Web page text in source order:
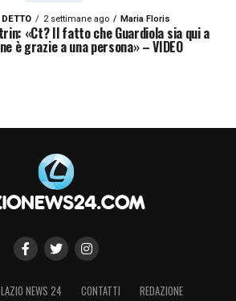
2 settimane ago Maria Floris
«Ct? Il fatto che Guardiola sia qui a
è grazie a una persona» – VIDEO
NEWS 24 CONTATTI REDAZIONE